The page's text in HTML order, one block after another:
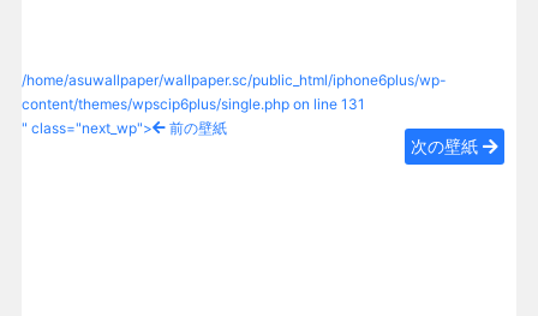
/home/asuwallpaper/wallpaper.sc/public_html/iphone6plus/wp-
content/themes/wpscip6plus/single.php on line 131
" class="next_wp">
前の壁紙
次の壁紙